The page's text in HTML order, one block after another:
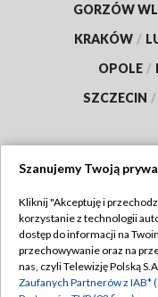
GORZÓW
KRAKÓW /
OPOLE /
SZCZECIN /
Abonament TVP
Emisja w TVP
Szanujemy Twoją
Kliknij "Akceptuję i
korzystanie z technologii
dostęp do informacji na
przechowywanie oraz na
nas, czyli Telewizję Polską
Zaufanych Partnerów z IAB*